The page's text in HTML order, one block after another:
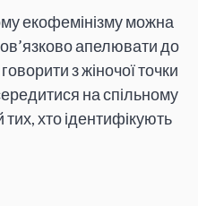
екофемінізму можна
апелювати до
з жіночої точки
на спільному
тих, хто ідентифікують